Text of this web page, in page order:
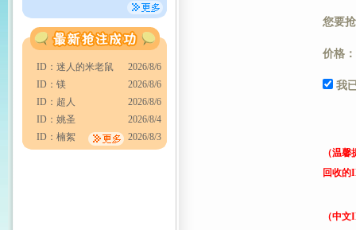
ID：迷人的米老鼠
2026/8/6
ID：镁
2026/8/6
ID：超人
2026/8/6
ID：姚圣
2026/8/4
ID：楠絮
2026/8/3
您要
价格
我
（温
回收的
（中